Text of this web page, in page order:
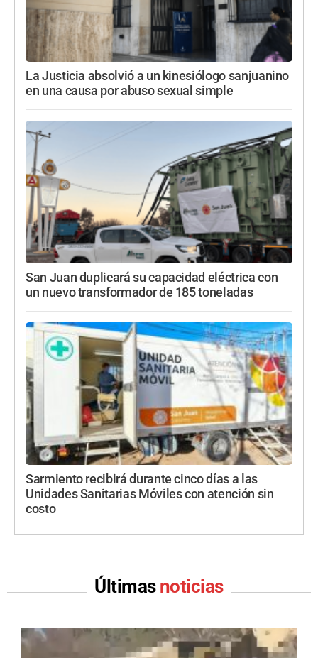
La Justicia absolvió a un kinesiólogo sanjuanino
en una causa por abuso sexual simple
San Juan duplicará su capacidad eléctrica con
un nuevo transformador de 185 toneladas
Sarmiento recibirá durante cinco días a las
Unidades Sanitarias Móviles con atención sin
costo
Últimas noticias